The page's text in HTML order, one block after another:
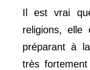
Il est vrai
religions, elle
préparant à
très